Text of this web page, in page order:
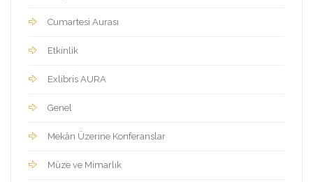
Cumartesi Aurası
Etkinlik
Exlibris AURA
Genel
Mekân Üzerine Konferanslar
Müze ve Mimarlık